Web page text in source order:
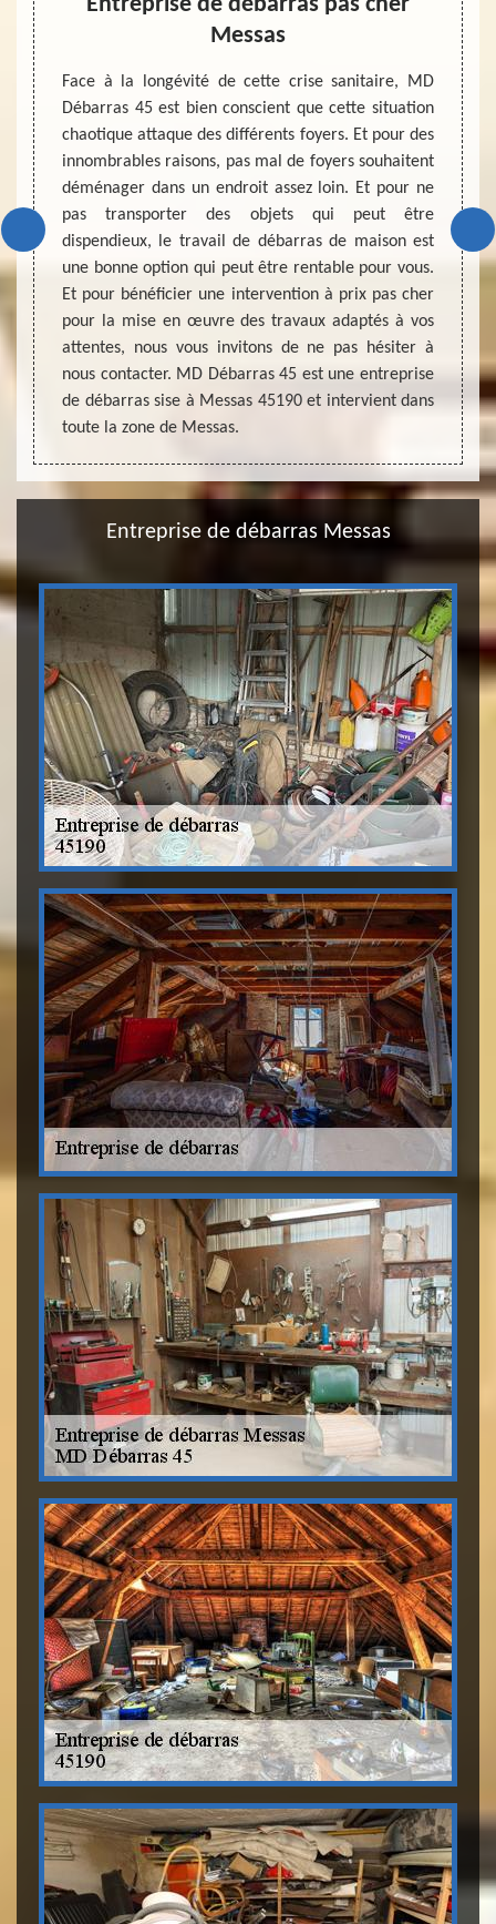
d’un
le
de
en
et
de
être
du
Messas
Face à la longévité de cette crise sanitaire, MD
Débarras 45 est bien conscient que cette situation
chaotique attaque des différents foyers. Et pour des
innombrables raisons, pas mal de foyers souhaitent
déménager dans un endroit assez loin. Et pour ne
pas transporter des objets qui peut être
dispendieux, le travail de débarras de maison est
une bonne option qui peut être rentable pour vous.
Et pour bénéficier une intervention à prix pas cher
pour la mise en œuvre des travaux adaptés à vos
attentes, nous vous invitons de ne pas hésiter à
nous contacter. MD Débarras 45 est une entreprise
de débarras sise à Messas 45190 et intervient dans
toute la zone de Messas.
Etre
des
Entreprise de débarras Messas